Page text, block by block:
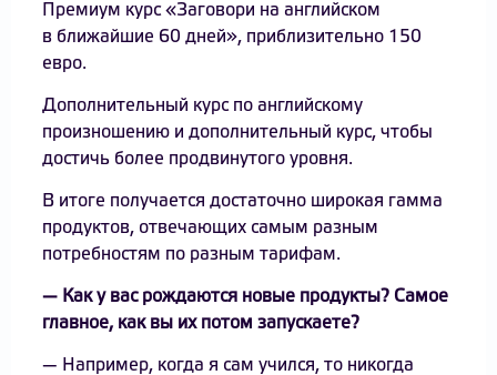
Премиум курс «Заговори на английском
в ближайшие 60 дней», приблизительно 150
евро.
Дополнительный курс по английскому
произношению и дополнительный курс, чтобы
достичь более продвинутого уровня.
В итоге получается достаточно широкая гамма
продуктов, отвечающих самым разным
потребностям по разным тарифам.
— Как у вас рождаются новые продукты? Самое
главное, как вы их потом запускаете?
— Например, когда я сам учился, то никогда